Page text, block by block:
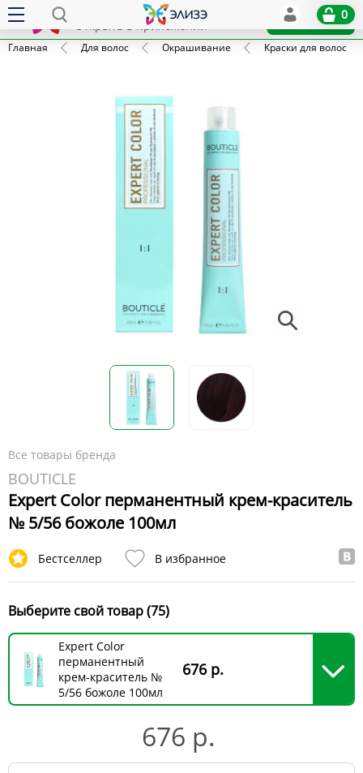
x
Открыть в приложении
Установить
0
Главная Для волос Окрашивание Краски для волос
Все товары бренда
BOUTICLE
Expert Color перманентный крем-краситель
№ 5/56 божоле 100мл
Бестселлер В избранное
Выберите свой товар (75)
Expert Color
перманентный
крем-краситель №
5/56 божоле 100мл
676 р.
676 р.